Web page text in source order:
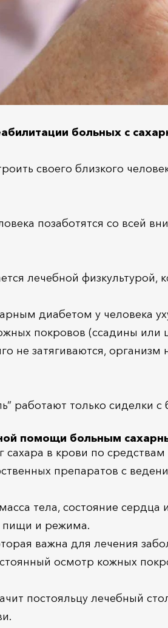
больных с
своего близкого
позаботятся со всей
лечебной физкультурой,
диабетом у человека
покровов (ссадины или
не затягиваются,
работают только
помощи больным
сахара в крови по
препаратов с
тела, состояние сердца
пищи и режима.
важна для лечения
осмотр кожных
постояльцу лечебный